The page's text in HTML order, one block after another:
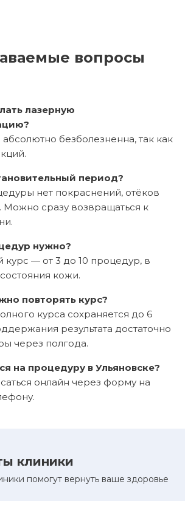
лазерную
безболезненна, так как
период?
нет покраснений, отёков
сразу возвращаться к
нужно?
— от 3 до 10 процедур, в
кожи.
повторять курс?
курса сохраняется до 6
результата достаточно
через полгода.
на процедуру в Ульяновске?
онлайн через форму на
клиники
помогут вернуть ваше здоровье